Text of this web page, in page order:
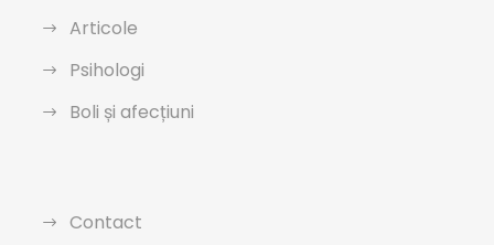
Articole
Psihologi
Boli și afecțiuni
Contact